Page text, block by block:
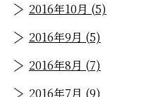
2016年10月 (5)
2016年9月 (5)
2016年8月 (7)
2016年7月 (9)